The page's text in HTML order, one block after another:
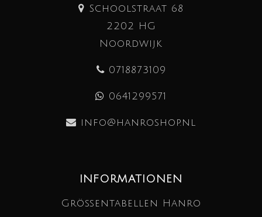
Schoolstraat 68
2202 HG
Noordwijk
0718873109
0641299571
info@hanroshop.nl
INFORMATIONEN
Größentabellen Hanro